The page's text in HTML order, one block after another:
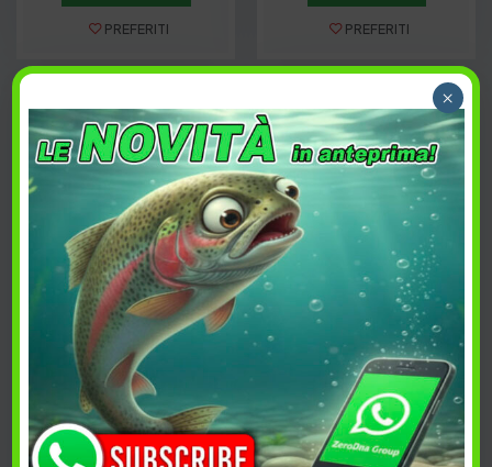
PREFERITI PREFERITI
Konus Ardito Tac
89,00€
Acquista
Konus Flash 4
29,00€
Guarda
×